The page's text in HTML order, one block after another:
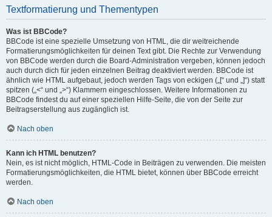
Textformatierung und Thementypen
Was ist BBCode?
BBCode ist eine spezielle Umsetzung von HTML, die dir weitreichende
Formatierungsmöglichkeiten für deinen Text gibt. Die Rechte zur Verwendung
von BBCode werden durch die Board-Administration vergeben, können jedoch
auch durch dich für jeden einzelnen Beitrag deaktiviert werden. BBCode ist
ähnlich wie HTML aufgebaut, jedoch werden Tags von eckigen („[“ und „]“) statt
spitzen („<“ und „>“) Klammern eingeschlossen. Weitere Informationen zu
BBCode findest du auf einer speziellen Hilfe-Seite, die von der Seite zur
Beitragserstellung aus zugänglich ist.
Nach oben
Kann ich HTML benutzen?
Nein, es ist nicht möglich, HTML-Code in Beiträgen zu verwenden. Die meisten
Formatierungsmöglichkeiten, die HTML bietet, können über BBCode erreicht
werden.
Nach oben